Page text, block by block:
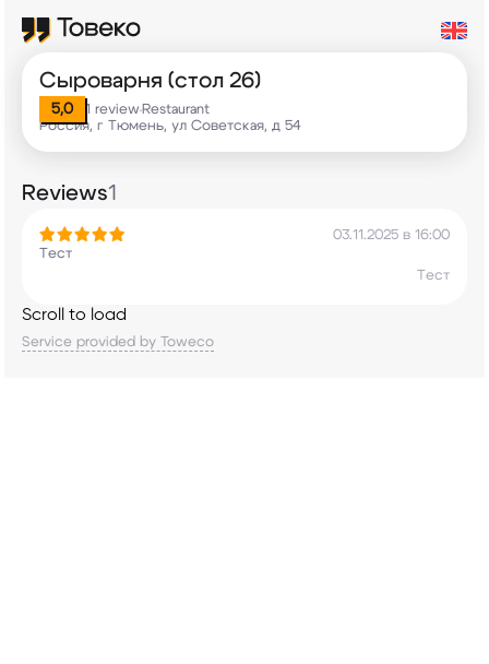
Сыроварня (стол 26)
5,0 1 review•Restaurant
Россия, г Тюмень, ул Советская, д 54
Reviews1
03.11.2025 в 16:00
Тест
Тест
Scroll to load
Service provided by Toweco